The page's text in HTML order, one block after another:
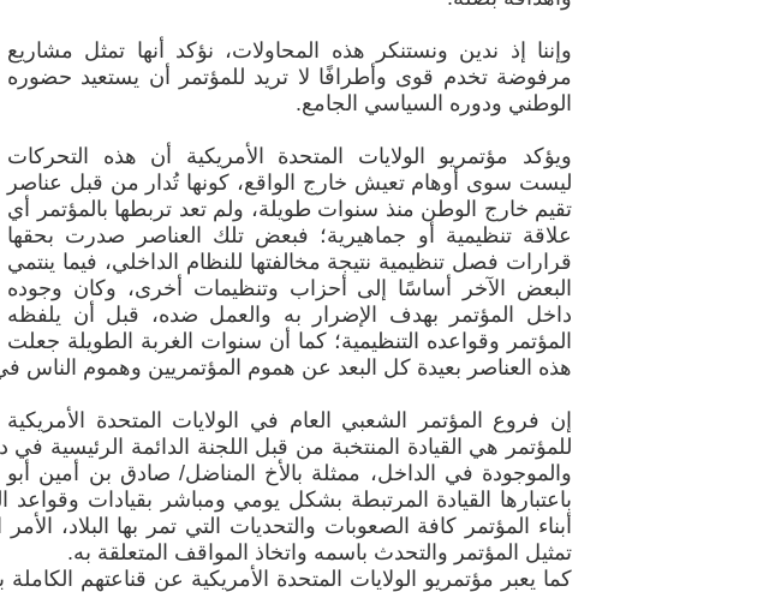
وإننا إذ ندين ونستنكر هذه المحاولات، نؤكد أنها تمثل مشاريع
مرفوضة تخدم قوى وأطرافًا لا تريد للمؤتمر أن يستعيد حضوره
الوطني ودوره السياسي الجامع.
ويؤكد مؤتمريو الولايات المتحدة الأمريكية أن هذه التحركات
ليست سوى أوهام تعيش خارج الواقع، كونها تُدار من قبل عناصر
تقيم خارج الوطن منذ سنوات طويلة، ولم تعد تربطها بالمؤتمر أي
علاقة تنظيمية أو جماهيرية؛ فبعض تلك العناصر صدرت بحقها
قرارات فصل تنظيمية نتيجة مخالفتها للنظام الداخلي، فيما ينتمي
البعض الآخر أساسًا إلى أحزاب وتنظيمات أخرى، وكان وجوده
داخل المؤتمر بهدف الإضرار به والعمل ضده، قبل أن يلفظه
المؤتمر وقواعده التنظيمية؛ كما أن سنوات الغربة الطويلة جعلت
هذه العناصر بعيدة كل البعد عن هموم المؤتمريين وهموم الناس
إن فروع المؤتمر الشعبي العام في الولايات المتحدة
والموجودة في الداخل، ممثلة بالأخ المناضل/ صادق بن أمين
باعتبارها القيادة المرتبطة بشكل يومي ومباشر بقيادات
أبناء المؤتمر كافة الصعوبات والتحديات التي تمر بها البلاد،
تمثيل المؤتمر والتحدث باسمه واتخاذ المواقف المتعلقة به.
كما يعبر مؤتمريو الولايات المتحدة الأمريكية عن قناعتهم